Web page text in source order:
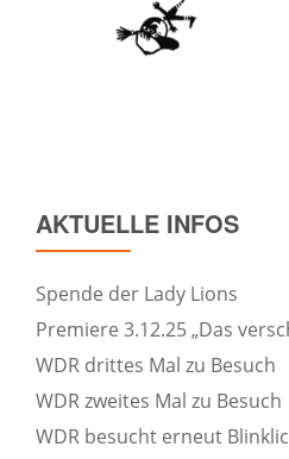
AKTUELLE INFOS
Spende der Lady Lions
Premiere 3.12.25 „Das
WDR drittes Mal zu Besuch
WDR zweites Mal zu Besuch
WDR besucht erneut